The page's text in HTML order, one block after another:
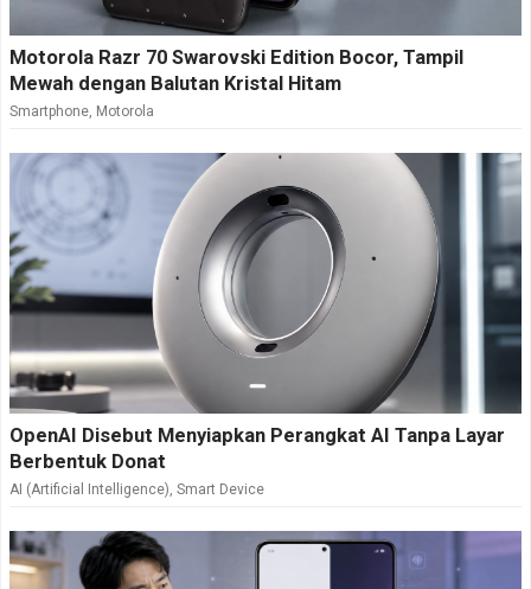
Motorola Razr 70 Swarovski Edition Bocor, Tampil
Mewah dengan Balutan Kristal Hitam
Smartphone Motorola
OpenAI Disebut Menyiapkan Perangkat AI Tanpa Layar
Berbentuk Donat
AI (Artificial Intelligence) Smart Device